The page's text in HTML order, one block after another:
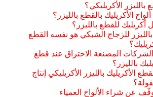
بالليزر الأكريليكي؟
الأكريليك بالقطع بالليزر؟
أكريليك للقطع بالليزر؟
للزجاج الشبكي هو نفسه القطع
المصنعة الاحتراق عند قطع
بالليزر؟
الأكريليك بالليزر الأكريليكي إنتاج
عن شراء الألواح العمياء